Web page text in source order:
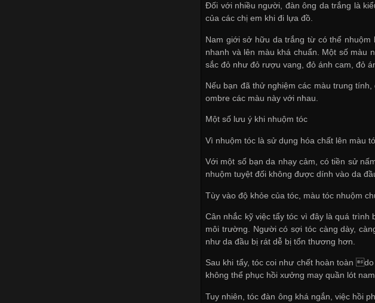
Đối với nhiều người, đàn ông da trắng là
của các chị em khi đi lựa đồ.
Nam giới sở hữu da trắng từ có thể
nhanh và lên màu khá chuẩn. Một số màu
sắc đỏ như đỏ rượu vang, đỏ ánh cam, đỏ
Nếu bạn đã thử nghiệm các màu trung
ombre các màu này với nhau.
Một số lưu ý khi nhuộm tóc
Vì nhuộm tóc là sử dụng hóa chất lên màu
Với một số bạn da nhạy cảm, có tiền sử
nhuộm tuyệt đối không được dính vào da
Tùy vào độ khỏe của tóc, màu tóc nhuộm
Cân nhắc kỹ việc tẩy tóc vì đây là quá trình
môi trường. Người có sợi tóc càng dày,
như da đầu bị rát dễ bị tổn thương hơn.
Sau khi tẩy, tóc coi như chết hoàn toàn
không thể phục hồixưởng may quần lót nam
Tuy nhiên, tóc đàn ông khá ngắn, việc hồi